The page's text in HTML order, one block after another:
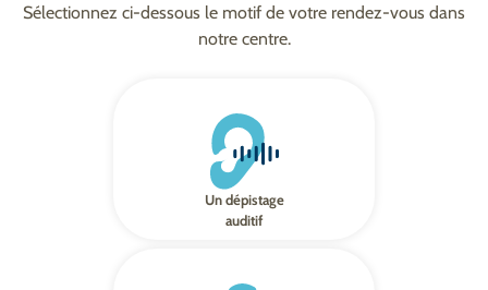
Sélectionnez ci-dessous le motif de votre rendez-vous dans
notre centre.
Un dépistage
auditif